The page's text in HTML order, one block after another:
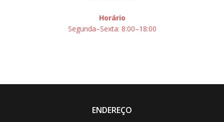
Horário
Segunda–Sexta: 8:00–18:00
ENDEREÇO